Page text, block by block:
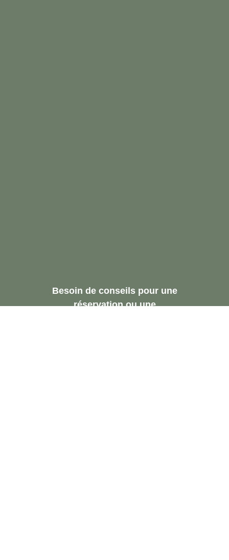
Besoin de conseils pour une
réservation ou une